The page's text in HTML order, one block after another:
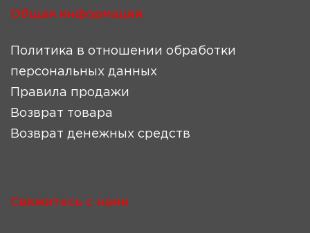
Общая информация
Политика в отношении обработки
персональных данных
Правила продажи
Возврат товара
Возврат денежных средств
Свяжитесь с нами